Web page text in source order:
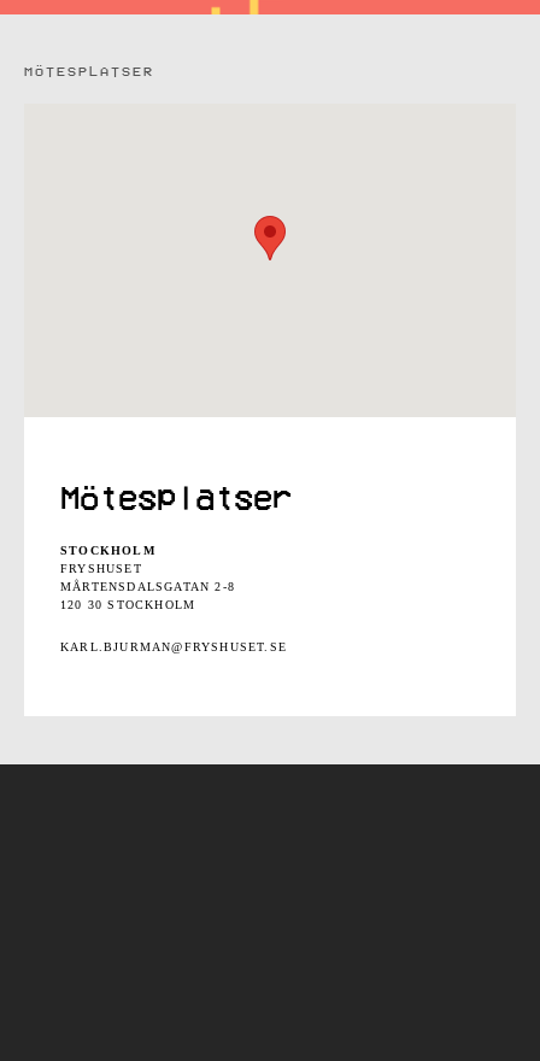
MÖTESPLATSER
Mötesplatser
STOCKHOLM
FRYSHUSET
MÅRTENSDALSGATAN 2-8
120 30 STOCKHOLM
KARL.BJURMAN@FRYSHUSET.SE